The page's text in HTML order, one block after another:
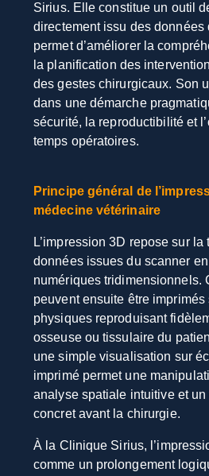
Sirius. Elle constitue un outil
directement issu des données
permet d’améliorer la
la planification des
des gestes chirurgicaux. Son
dans une démarche
sécurité, la reproductibilité et
temps opératoires.
Principe général de
médecine vétérinaire
L’impression 3D repose sur
données issues du scanner
numériques tridimensionnels.
peuvent ensuite être imprimés
physiques reproduisant
osseuse ou tissulaire du
une simple visualisation sur
imprimé permet une
analyse spatiale intuitive et
concret avant la chirurgie.
À la Clinique Sirius,
comme un prolongement